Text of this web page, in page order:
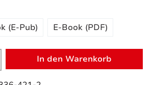
(E-Pub) E-Book (PDF)
Gib den
In den Warenkorb